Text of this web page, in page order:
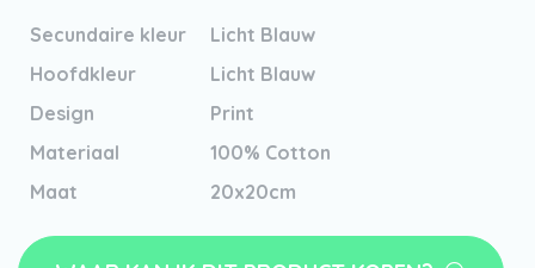
Secundaire kleur
Licht Blauw
Hoofdkleur
Licht Blauw
Design
Print
Materiaal
100% Cotton
Maat
20x20cm